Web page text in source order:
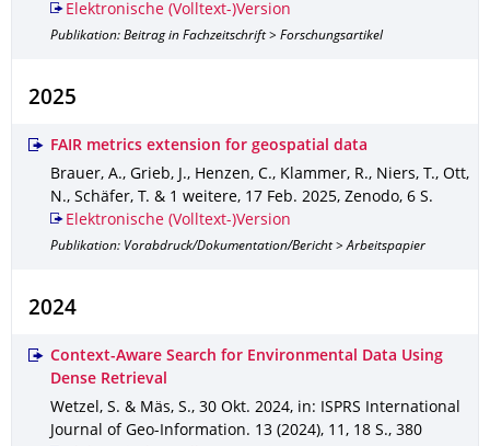
Elektronische (Volltext-)Version
Publikation: Beitrag in Fachzeitschrift > Forschungsartikel
2025
FAIR metrics extension for geospatial data
Brauer, A., Grieb, J., Henzen, C., Klammer, R., Niers, T., Ott,
N., Schäfer, T. & 1 weitere, 17 Feb. 2025, Zenodo, 6 S.
Elektronische (Volltext-)Version
Publikation: Vorabdruck/Dokumentation/Bericht > Arbeitspapier
2024
Context-Aware Search for Environmental Data Using
Dense Retrieval
Wetzel, S. & Mäs, S., 30 Okt. 2024, in: ISPRS International
Journal of Geo-Information. 13 (2024), 11 , 18 S., 380